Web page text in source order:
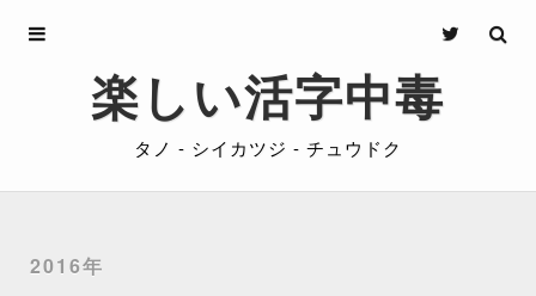
楽しい活字中毒
タノ - シイカツジ - チュウドク
2016年
Archives